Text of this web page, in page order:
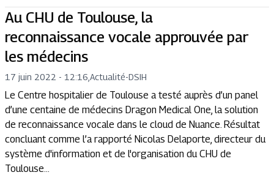
Au CHU de Toulouse, la
reconnaissance vocale approuvée par
les médecins
17 juin 2022 - 12:16 Actualité-DSIH
Le Centre hospitalier de Toulouse a testé auprès d’un panel
d’une centaine de médecins Dragon Medical One, la solution
de reconnaissance vocale dans le cloud de Nuance. Résultat
concluant comme l’a rapporté Nicolas Delaporte, directeur du
système d'information et de l'organisation du CHU de
Toulouse...